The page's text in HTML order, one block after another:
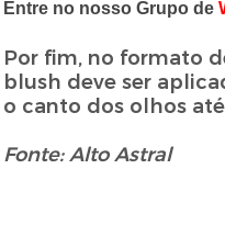
Entre no nosso Grupo de
Por fim, no formato
blush deve ser
o canto dos olhos
Fonte: Alto Astral